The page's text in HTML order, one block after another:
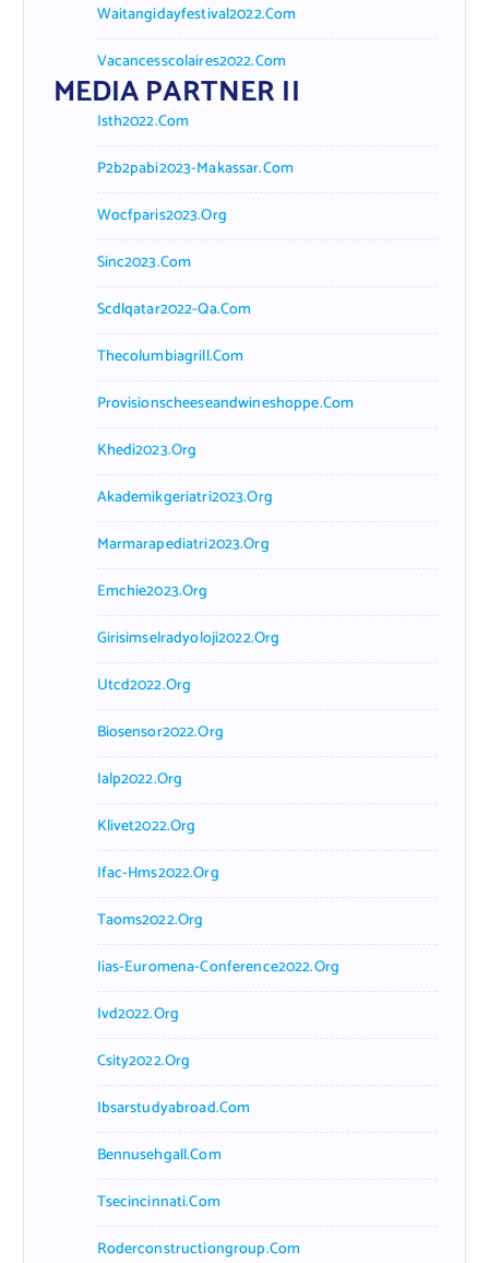
Waitangidayfestival2022.com
Vacancesscolaires2022.com
MEDIA PARTNER II
Isth2022.com
P2b2pabi2023-Makassar.com
Wocfparis2023.org
Sinc2023.com
Scdlqatar2022-Qa.com
Thecolumbiagrill.com
Provisionscheeseandwineshoppe.com
Khedi2023.org
Akademikgeriatri2023.org
Marmarapediatri2023.org
Emchie2023.org
Girisimselradyoloji2022.org
Utcd2022.org
Biosensor2022.org
Ialp2022.org
Klivet2022.org
Ifac-Hms2022.org
Taoms2022.org
Iias-Euromena-Conference2022.org
Ivd2022.org
Csity2022.org
Ibsarstudyabroad.com
Bennusehgall.com
Tsecincinnati.com
Roderconstructiongroup.com